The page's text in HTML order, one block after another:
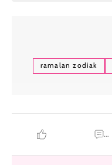
ramalan zodiak
...